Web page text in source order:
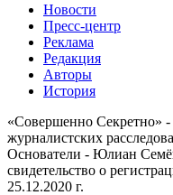
Новости
Пресс-центр
Реклама
Редакция
Авторы
История
«Совершенно Секретно»
журналистских
Основатели - Юлиан
свидетельство о
25.12.2020 г.